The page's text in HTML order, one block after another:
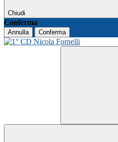
Chiudi
Conferma
Annulla Conferma